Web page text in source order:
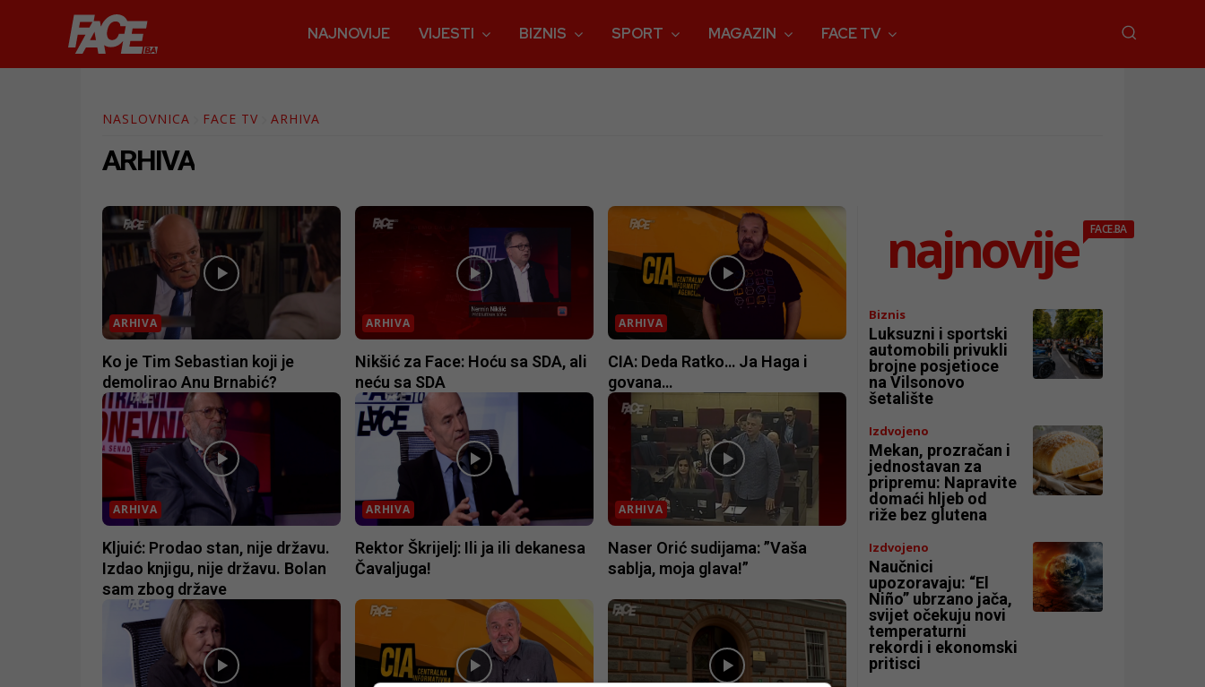
NAJNOVIJE VIJESTI BIZNIS SPORT MAGAZIN FACE TV
NASLOVNICA FACE TV ARHIVA
ARHIVA
ARHIVA
Ko je Tim Sebastian koji je
demolirao Anu Brnabić?
ARHIVA
Nikšić za Face: Hoću sa SDA, ali
neću sa SDA
ARHIVA
CIA: Deda Ratko… Ja Haga i
govana…
ARHIVA
Kljuić: Prodao stan, nije državu.
Izdao knjigu, nije državu. Bolan
sam zbog države
ARHIVA
Rektor Škrijelj: Ili ja ili dekanesa
Čavaljuga!
ARHIVA
Naser Orić sudijama: ”Vaša
sablja, moja glava!”
najnovije FACE.BA
Biznis
Luksuzni i sportski
automobili privukli
brojne posjetioce
na Vilsonovo
šetalište
Izdvojeno
Mekan, prozračan i
jednostavan za
pripremu: Napravite
domaći hljeb od
riže bez glutena
Izdvojeno
Naučnici
upozoravaju: “El
Niño” ubrzano jača,
svijet očekuju novi
temperaturni
rekordi i ekonomski
pritisci